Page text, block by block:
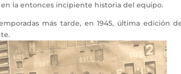
la entonces incipiente historia del equipo.
más tarde, en 1945, última edición